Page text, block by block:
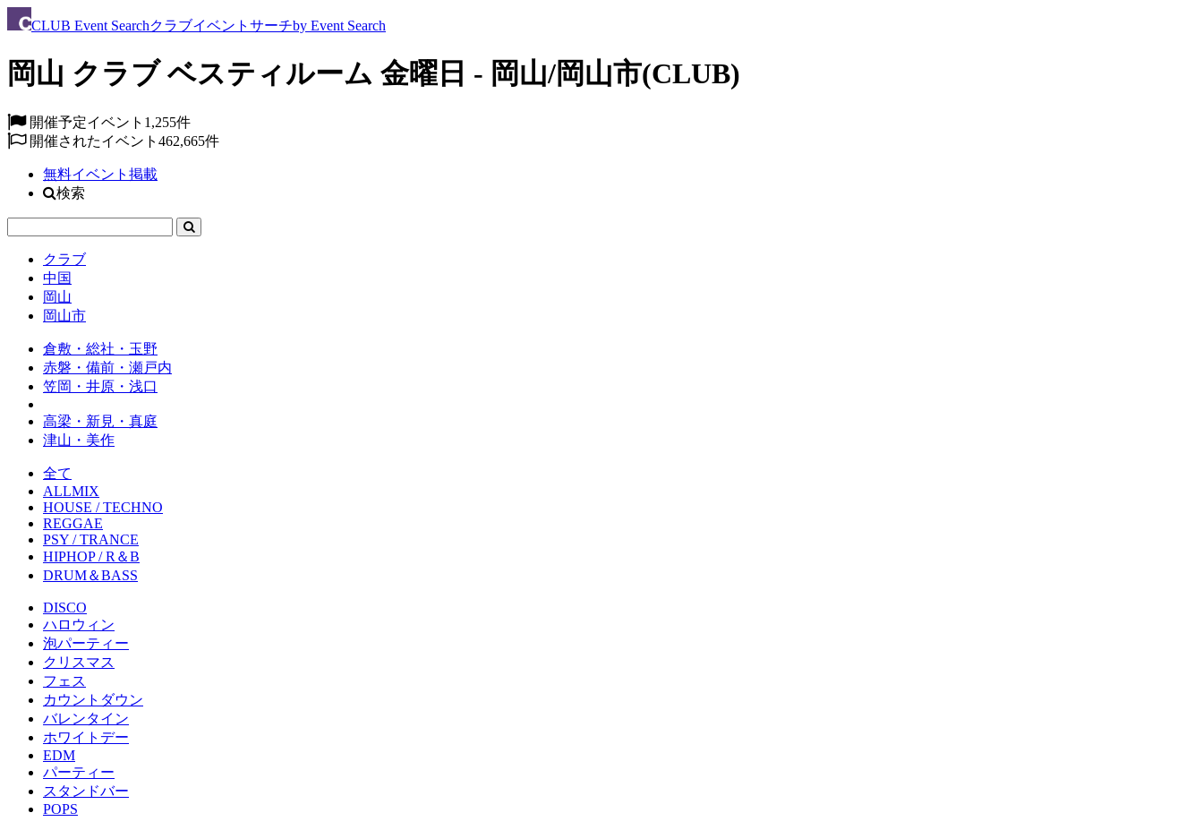
CLUB Event Searchクラブイベントサーチby Event Search
岡山 クラブ ベスティルーム 金曜日 - 岡山/岡山市(CLUB)
開催予定イベント 1,255件
開催されたイベント 462,665件
無料イベント掲載
検索
クラブ
中国
岡山
岡山市
倉敷・総社・玉野
赤磐・備前・瀬戸内
笠岡・井原・浅口
高梁・新見・真庭
津山・美作
全て
ALLMIX
HOUSE / TECHNO
REGGAE
PSY / TRANCE
HIPHOP / R＆B
DRUM＆BASS
DISCO
ハロウィン
泡パーティー
クリスマス
フェス
カウントダウン
バレンタイン
ホワイトデー
EDM
パーティー
スタンドバー
POPS